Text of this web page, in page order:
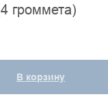
громмета)
В корзину